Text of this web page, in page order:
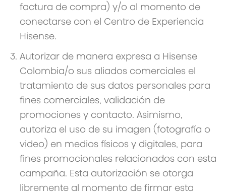
factura de compra) y/o al momento de
conectarse con el Centro de Experiencia
Hisense.
Autorizar de manera expresa a Hisense
Colombia/o sus aliados comerciales el
tratamiento de sus datos personales para
fines comerciales, validación de
promociones y contacto. Asimismo,
autoriza el uso de su imagen (fotografía o
video) en medios físicos y digitales, para
fines promocionales relacionados con esta
campaña. Esta autorización se otorga
libremente al momento de firmar esta